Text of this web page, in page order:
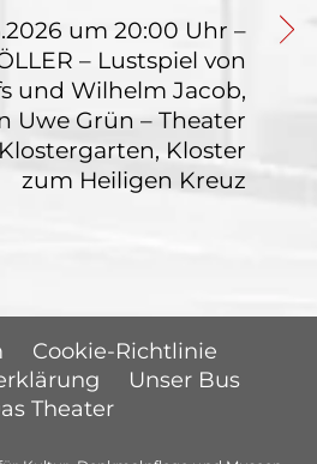
um 20:00 Uhr –
– Lustspiel von
und Wilhelm Jacob,
Uwe Grün – Theater
Kloster
zum Heiligen Kreuz
Cookie-Richtlinie
Unser Bus
Theater